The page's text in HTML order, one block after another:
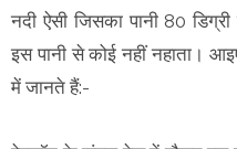
नदी ऐसी जिसका पानी 80
इस पानी से कोई नहीं नहाता।
में जानते हैं:-